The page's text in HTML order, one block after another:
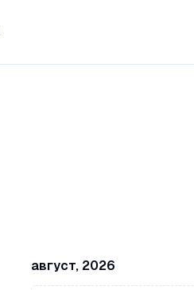
август, 2026